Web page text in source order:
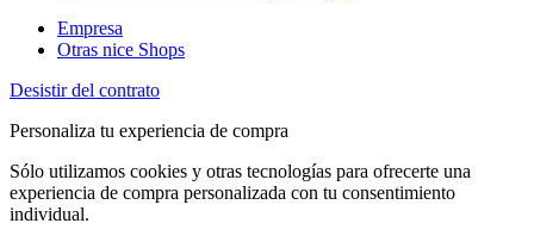
Empresa
Otras nice Shops
Desistir del contrato
Personaliza tu experiencia de compra
Sólo utilizamos cookies y otras tecnologías para ofrecerte una
experiencia de compra personalizada con tu consentimiento
individual.